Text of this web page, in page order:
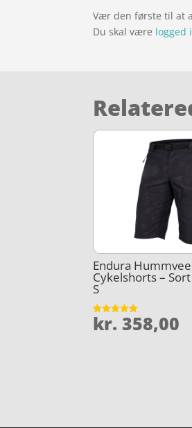
Vær den første til at
Du skal være logged
Endura
Cykelshorts –
S
Vurderet
4.9
kr. 358,00